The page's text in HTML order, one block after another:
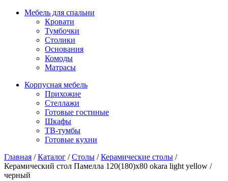
Мебель для спальни
Кровати
Тумбочки
Столики
Основания
Комоды
Матрасы
Корпусная мебель
Прихожие
Стеллажи
Готовые гостиные
Шкафы
ТВ-тумбы
Готовые кухни
Главная /Каталог /Столы /Керамические столы /
Керамический стол Памелла 120(180)х80 okara light yellow /
черный